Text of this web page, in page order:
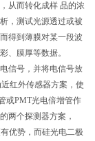
从而转化成样 品的浓
，测试光源透过或被
得到薄膜对某一段波
、膜厚等数据。
信号，并将电信号放
红外传感器方案，使
或PMT光电倍增管作
两个探测器方案，
优势，而硅光电二极